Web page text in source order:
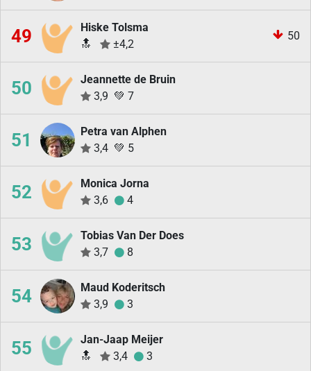
49
Hiske Tolsma
🔝
±4,2
50
50
Jeannette de Bruin
3,9 💚 7
51
Petra van Alphen
3,4 💚 5
52
Monica Jorna
3,6
4
53
Tobias Van Der Does
3,7
8
54
Maud Koderitsch
3,9
3
55
Jan-Jaap Meijer
🔝
3,4 3